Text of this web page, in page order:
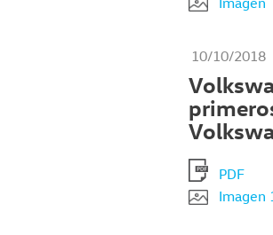
10/10/2018
PDF
Imagen